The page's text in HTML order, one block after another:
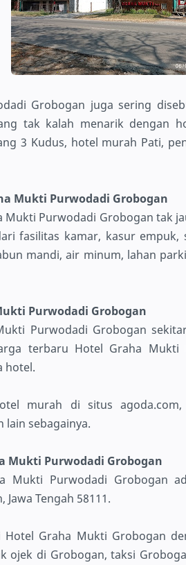
Grobogan juga sering
tak kalah menarik dengan
3 Kudus, hotel murah Pati,
Mukti Purwodadi Grobogan
Mukti Purwodadi Grobogan tak
fasilitas kamar, kasur
mandi, air minum, lahan
Purwodadi Grobogan
Purwodadi Grobogan
terbaru Hotel Graha Mukti
hotel.
murah di situs agoda.com,
lain sebagainya.
Mukti Purwodadi Grobogan
Mukti Purwodadi Grobogan
Tengah 58111.
Hotel Graha Mukti Grobogan
ojek di Grobogan, taksi